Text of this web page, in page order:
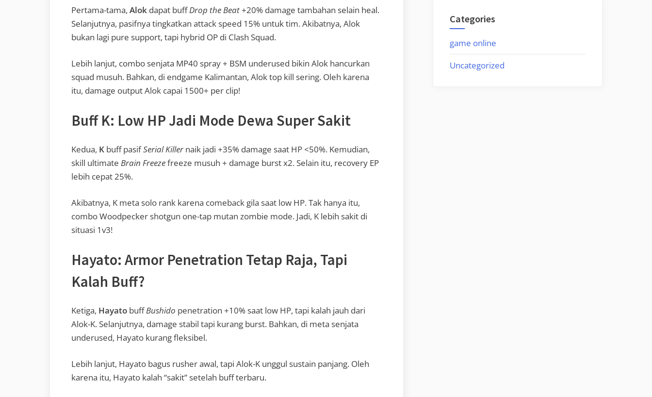
Pertama-tama, Alok dapat buffDrop the Beat+20% damage tambahan selain heal.
Selanjutnya, pasifnya tingkatkan attack speed 15% untuk tim. Akibatnya, Alok
bukan lagi pure support, tapi hybrid OP di Clash Squad.
Lebih lanjut, combo senjata MP40 spray + BSM underused bikin Alok hancurkan
squad musuh. Bahkan, di endgame Kalimantan, Alok top kill sering. Oleh karena
itu, damage output Alok capai 1500+ per clip!
Buff K: Low HP Jadi Mode Dewa Super Sakit
Kedua, K buff pasifSerial Killer naik jadi +35% damage saat HP <50%. Kemudian,
skill ultimate Brain Freezefreeze musuh + damage burst x2. Selain itu, recovery EP
lebih cepat 25%.
Akibatnya, K meta solo rank karena comeback gila saat low HP. Tak hanya itu,
combo Woodpecker shotgun one-tap mutan zombie mode. Jadi, K lebih sakit di
situasi 1v3!
Hayato: Armor Penetration Tetap Raja, Tapi
Kalah Buff?
Ketiga, Hayato buffBushido penetration +10% saat low HP, tapi kalah jauh dari
Alok-K. Selanjutnya, damage stabil tapi kurang burst. Bahkan, di meta senjata
underused, Hayato kurang fleksibel.
Lebih lanjut, Hayato bagus rusher awal, tapi Alok-K unggul sustain panjang. Oleh
karena itu, Hayato kalah “sakit” setelah buff terbaru.
Categories
game online
Uncategorized